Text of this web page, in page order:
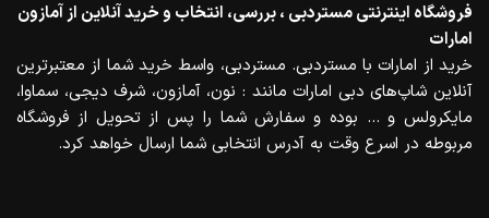
فروشگاه اینترنتی مستردبی ، بررسی، انتخاب و خرید آنلاین از آمازون
امارات
خرید از امارات با مستردبی. مستردبی، واسط خرید شما از معتبرترین
آنلاین شاپ‌های دبی امارات مانند : نون، آمازون، شرف دیجی، سماوا،
مایکرولس و … بوده و سفارش شما را پس از تحویل از فروشگاه
مربوطه در اسرع وقت به آدرس انتخابی شما ارسال خواهد کرد.